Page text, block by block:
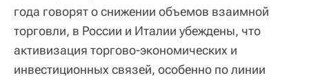
года говорят о снижении объемов взаимной
торговли, в России и Италии убеждены, что
активизация торгово-экономических и
инвестиционных связей, особенно по линии